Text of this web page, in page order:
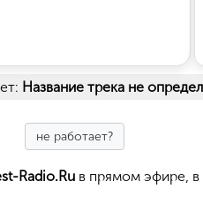
Название трека не
не работает?
Radio.Ru в прямом эфире,